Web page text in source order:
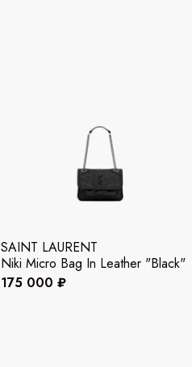
SAINT LAURENT
Niki Micro Bag In Leather "Black"
175 000 ₽